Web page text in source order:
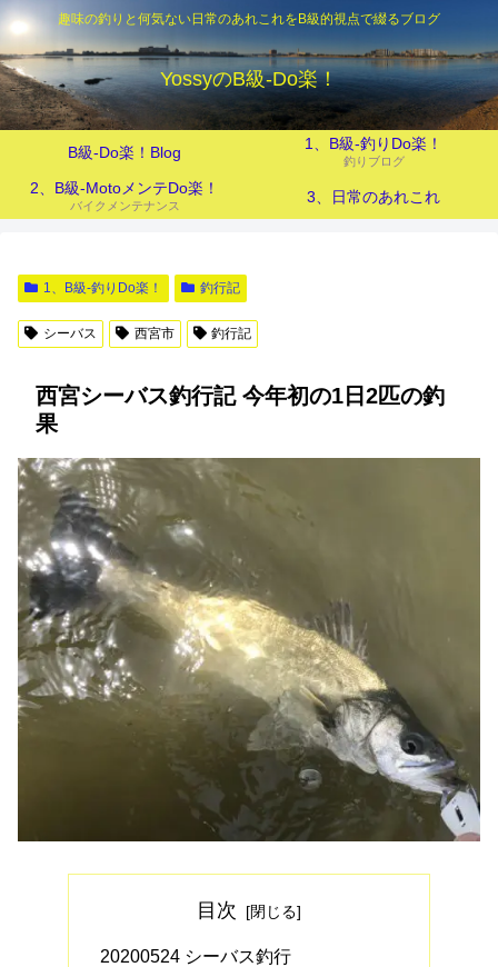
趣味の釣りと何気ない日常のあれこれをB級的視点で綴るブログ
YossyのB級‐Do楽！
B級-Do楽！Blog 1、B級-釣りDo楽！
釣りブログ
2、B級-MotoメンテDo楽！
バイクメンテナンス 3、日常のあれこれ
1、B級-釣りDo楽！ 釣行記
シーバス 西宮市 釣行記
西宮シーバス釣行記 今年初の1日2匹の釣
果
目次
20200524 シーバス釣行